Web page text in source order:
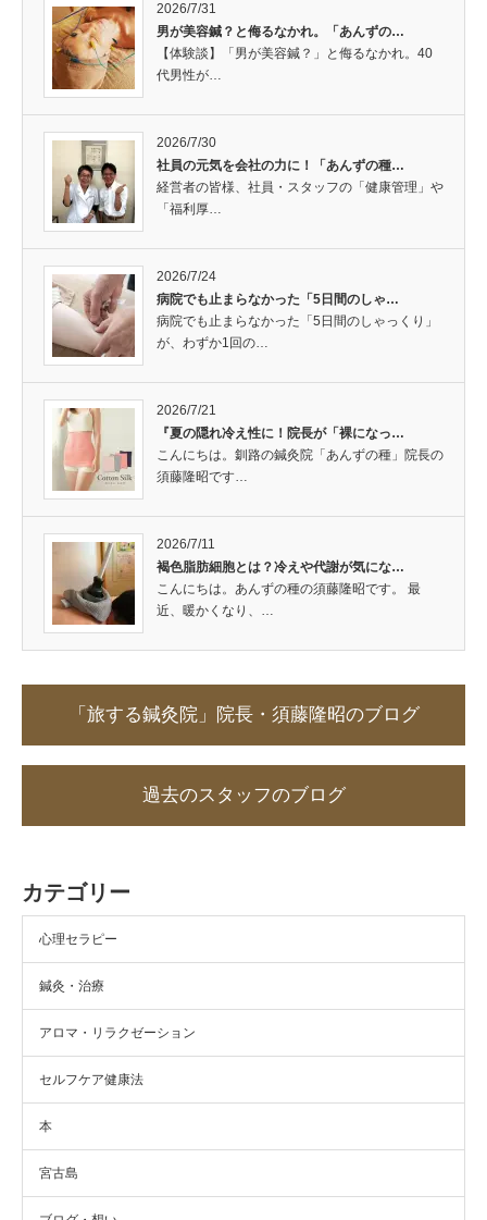
2026/7/31
男が美容鍼？と侮るなかれ。「あんずの…
【体験談】「男が美容鍼？」と侮るなかれ。40
代男性が…
2026/7/30
社員の元気を会社の力に！「あんずの種…
経営者の皆様、社員・スタッフの「健康管理」や
「福利厚…
2026/7/24
病院でも止まらなかった「5日間のしゃ…
病院でも止まらなかった「5日間のしゃっくり」
が、わずか1回の…
2026/7/21
『夏の隠れ冷え性に！院長が「裸になっ…
こんにちは。釧路の鍼灸院「あんずの種」院長の
須藤隆昭です…
2026/7/11
褐色脂肪細胞とは？冷えや代謝が気にな…
こんにちは。あんずの種の須藤隆昭です。 最
近、暖かくなり、…
「旅する鍼灸院」院長・須藤隆昭のブログ
過去のスタッフのブログ
カテゴリー
心理セラピー
鍼灸・治療
アロマ・リラクゼーション
セルフケア健康法
本
宮古島